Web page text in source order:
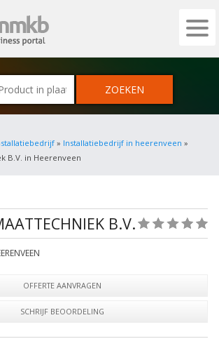
OPENMKB - DE ZAKELIJKE PORTAL
» Installatiebedrijf in heerenveen »
B.V. in Heerenveen
B.V.
OFFERTE AANVRAGEN
SCHRIJF BEOORDELING